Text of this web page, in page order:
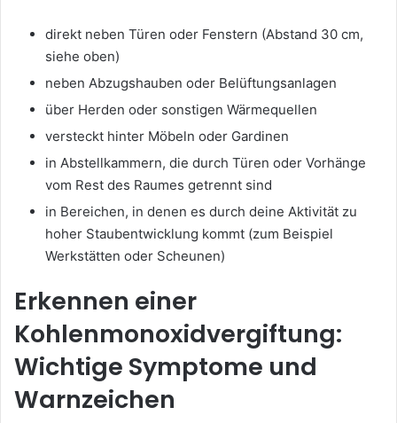
direkt neben Türen oder Fenstern (Abstand 30 cm,
siehe oben)
neben Abzugshauben oder Belüftungsanlagen
über Herden oder sonstigen Wärmequellen
versteckt hinter Möbeln oder Gardinen
in Abstellkammern, die durch Türen oder Vorhänge
vom Rest des Raumes getrennt sind
in Bereichen, in denen es durch deine Aktivität zu
hoher Staubentwicklung kommt (zum Beispiel
Werkstätten oder Scheunen)
Erkennen einer
Kohlenmonoxidvergiftung:
Wichtige Symptome und
Warnzeichen